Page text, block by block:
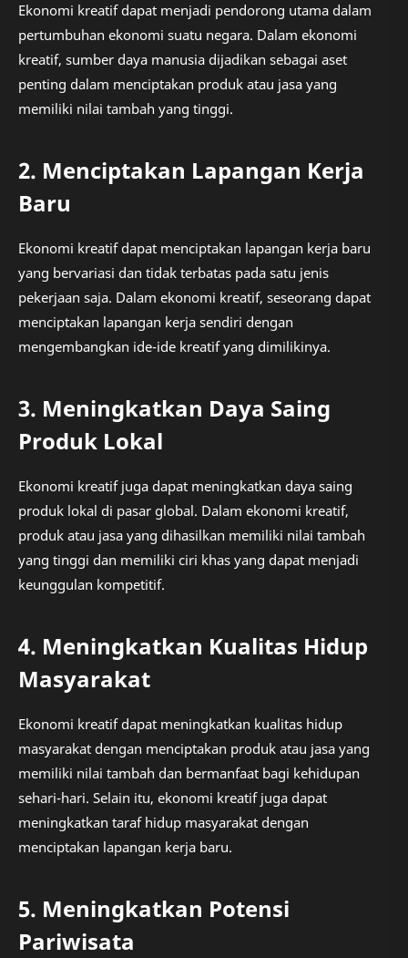
Ekonomi kreatif dapat menjadi pendorong utama dalam
pertumbuhan ekonomi suatu negara. Dalam ekonomi
kreatif, sumber daya manusia dijadikan sebagai aset
penting dalam menciptakan produk atau jasa yang
memiliki nilai tambah yang tinggi.
2. Menciptakan Lapangan Kerja
Baru
Ekonomi kreatif dapat menciptakan lapangan kerja baru
yang bervariasi dan tidak terbatas pada satu jenis
pekerjaan saja. Dalam ekonomi kreatif, seseorang dapat
menciptakan lapangan kerja sendiri dengan
mengembangkan ide-ide kreatif yang dimilikinya.
3. Meningkatkan Daya Saing
Produk Lokal
Ekonomi kreatif juga dapat meningkatkan daya saing
produk lokal di pasar global. Dalam ekonomi kreatif,
produk atau jasa yang dihasilkan memiliki nilai tambah
yang tinggi dan memiliki ciri khas yang dapat menjadi
keunggulan kompetitif.
4. Meningkatkan Kualitas Hidup
Masyarakat
Ekonomi kreatif dapat meningkatkan kualitas hidup
masyarakat dengan menciptakan produk atau jasa yang
memiliki nilai tambah dan bermanfaat bagi kehidupan
sehari-hari. Selain itu, ekonomi kreatif juga dapat
meningkatkan taraf hidup masyarakat dengan
menciptakan lapangan kerja baru.
5. Meningkatkan Potensi
Pariwisata